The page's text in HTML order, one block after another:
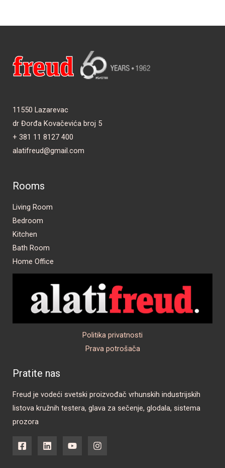
11550 Lazarevac
dr Đorđa Kovačevića broj 5
+ 381 11 8127 400
alatifreud@gmail.com
Rooms
Living Room
Bedroom
Kitchen
Bath Room
Home Office
Politika privatnosti
Prava potrošača
Pratite nas
Freud je vodeći svetski proizvođač vrhunskih industrijskih
listova kružnih testera, glava za sečenje, glodala, sistema
prozora